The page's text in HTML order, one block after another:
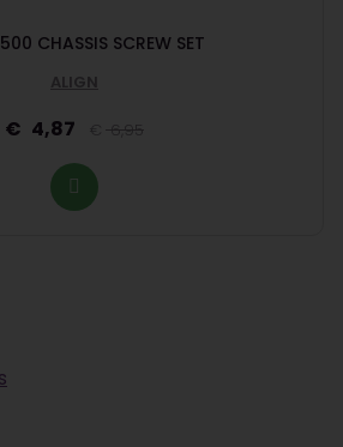
CHASSIS SCREW SET
ALIGN
4,87 6,95